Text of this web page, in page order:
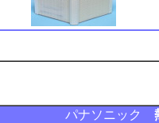
パナソニック